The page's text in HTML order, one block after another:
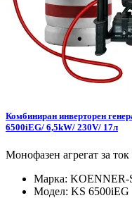
Комбиниран инверторен
6500iEG/ 6,5kW/ 230V/ 17л
Монофазен агрегат за
Марка: KOENNER-
Модел: KS 6500iEG